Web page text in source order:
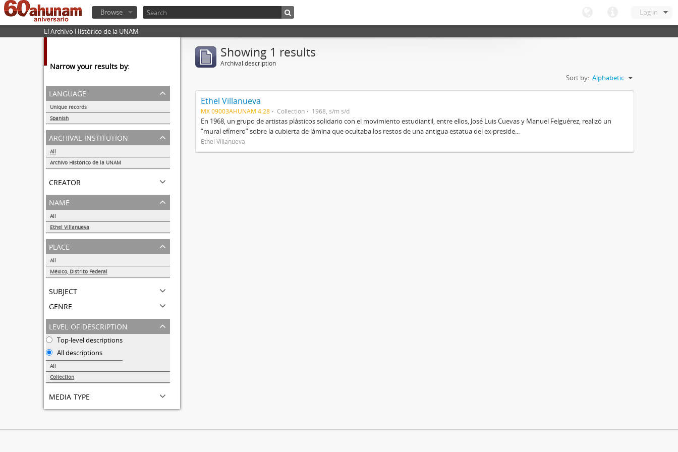
Log in
Browse
El Archivo Histórico de la UNAM
Narrow your results by:
language
Unique records
Spanish
1
archival institution
All
Archivo Histórico de la UNAM
creator
name
All
Ethel Villanueva
1
place
All
México, Distrito Federal
subject
genre
level of description
Top-level descriptions
All descriptions
All
Collection
media type
Showing 1 results
Archival description
Sort by: Alphabetic
Ethel Villanueva
MX 09003AHUNAM 4.28 Collection 1968, s/m s/d
En 1968, un grupo de artistas plásticos solidario con el movimiento estudiantil, entre ellos, José Luis Cuevas y Manuel Felguérez, realizó un
“mural efímero” sobre la cubierta de lámina que ocultaba los restos de una antigua estatua del ex preside...
Ethel Villanueva